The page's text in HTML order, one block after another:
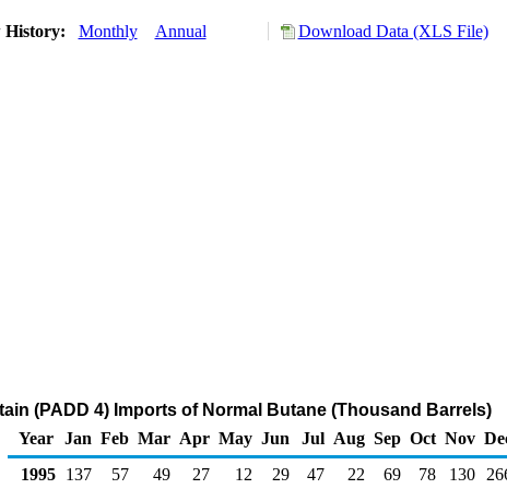
History: Monthly Annual Download Data (XLS File)
(PADD 4) Imports of Normal Butane (Thousand Barrels)
Year Jan Feb Mar Apr May Jun Jul Aug Sep Oct Nov
1995 137 57 49 27 12 29 47 22 69 78 130